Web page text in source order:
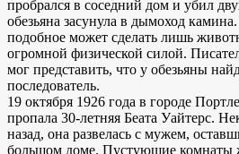
пробрался в соседний дом и убил
обезьяна засунула в дымоход
подобное может сделать лишь
огромной физической силой.
мог представить, что у обезьяны
последователь.
19 октября 1926 года в городе
пропала 30-летняя Беата Уайтерс.
назад, она развелась с мужем,
большом доме. Пустующие комнаты